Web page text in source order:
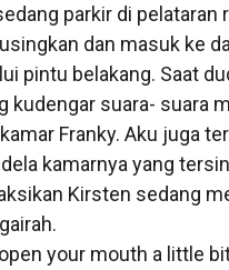
parkir di pelataran
dan masuk ke
pintu belakang. Saat
kudengar suara- suara
Franky. Aku juga
kamarnya yang
Kirsten sedang
your mouth a little